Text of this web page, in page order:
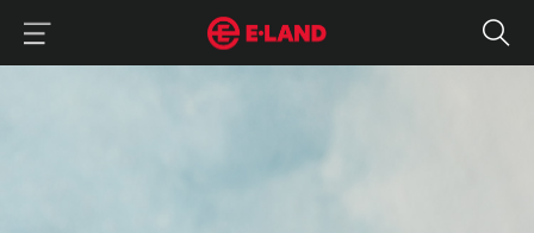
식빵 그냥 굽지 마세요! '얼음' 하나로 식빵 바삭하게 굽는 방법
매거진 상세보기